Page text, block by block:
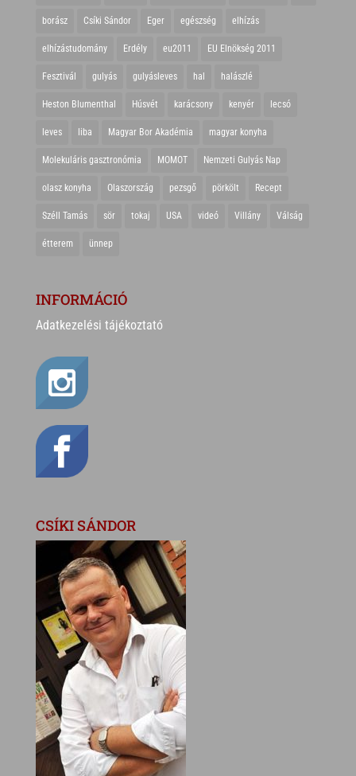
borász Csíki Sándor Eger egészség elhízás
elhízástudomány Erdély eu2011 EU Elnökség 2011
Fesztivál gulyás gulyásleves hal halászlé
Heston Blumenthal Húsvét karácsony kenyér lecsó
leves liba Magyar Bor Akadémia magyar konyha
Molekuláris gasztronómia MOMOT Nemzeti Gulyás Nap
olasz konyha Olaszország pezsgő pörkölt Recept
Széll Tamás sör tokaj USA videó Villány Válság
étterem ünnep
INFORMÁCIÓ
Adatkezelési tájékoztató
CSÍKI SÁNDOR